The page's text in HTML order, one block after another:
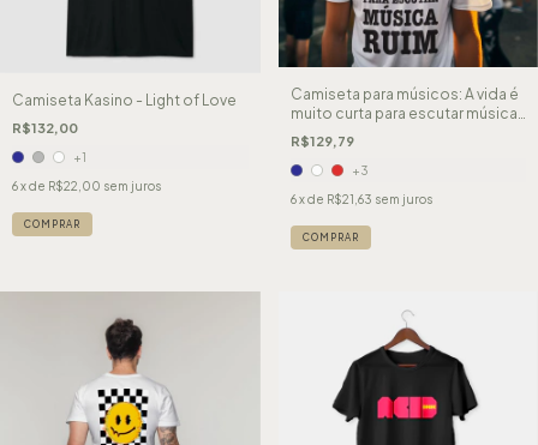
Camiseta Kasino - Light of Love
R$132,00
+1
6x de R$22,00 sem juros
COMPRAR
Camiseta para músicos: A vida é
muito curta para escutar música
ruim.
R$129,79
+3
6 x de R$21,63 sem juros
COMPRAR